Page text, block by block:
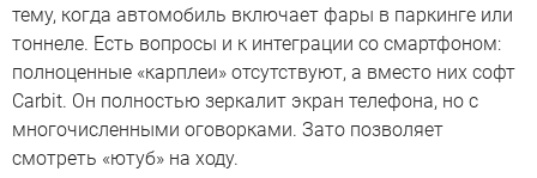
тему, когда автомобиль включает фары в паркинге или
тоннеле. Есть вопросы и к интеграции со смартфоном:
полноценные «карплеи» отсутствуют, а вместо них софт
Carbit. Он полностью зеркалит экран телефона, но с
многочисленными оговорками. Зато позволяет
смотреть «ютуб» на ходу.